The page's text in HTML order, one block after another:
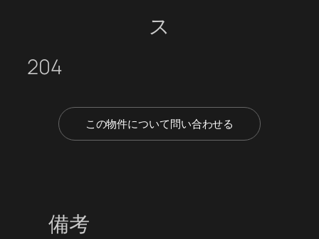
ス
204
この物件について問い合わせる
備考